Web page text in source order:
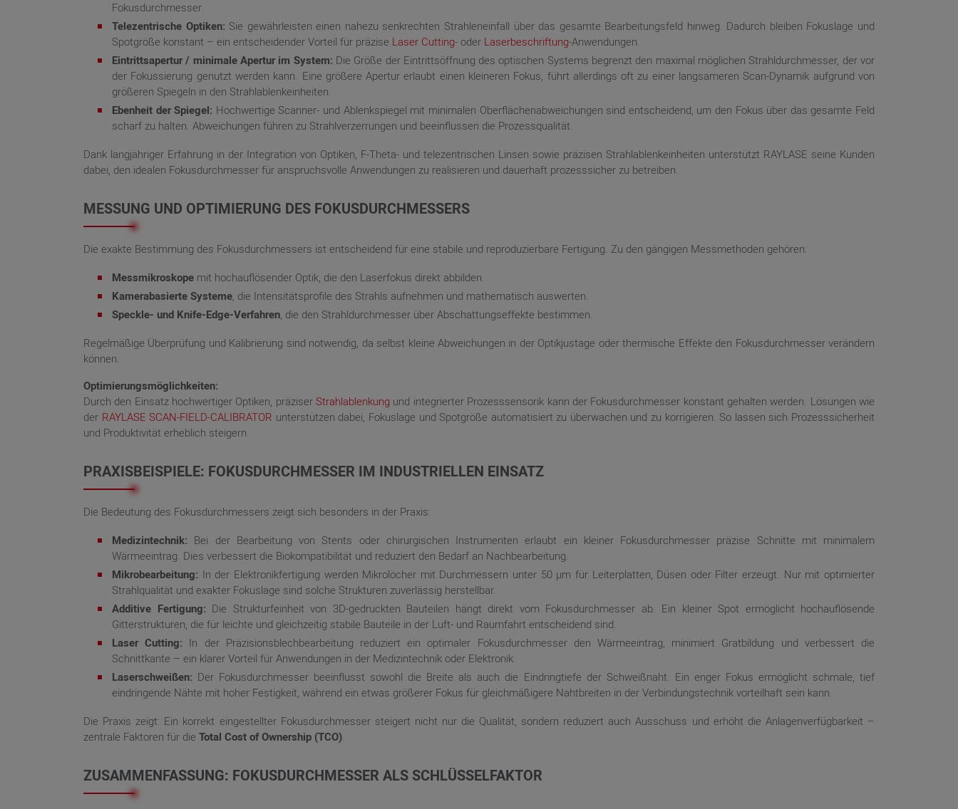
Fokusdurchmesser.
Telezentrische Optiken: Sie gewährleisten einen nahezu senkrechten Strahleneinfall über das gesamte Bearbeitungsfeld hinweg. Dadurch bleiben Fokuslage und
Spotgröße konstant – ein entscheidender Vorteil für präzise Laser Cutting- oder Laserbeschriftung-Anwendungen.
Eintrittsapertur / minimale Apertur im System: Die Größe der Eintrittsöffnung des optischen Systems begrenzt den maximal möglichen Strahldurchmesser, der vor
der Fokussierung genutzt werden kann. Eine größere Apertur erlaubt einen kleineren Fokus, führt allerdings oft zu einer langsameren Scan-Dynamik aufgrund von
größeren Spiegeln in den Strahlablenkeinheiten.
Ebenheit der Spiegel: Hochwertige Scanner- und Ablenkspiegel mit minimalen Oberflächenabweichungen sind entscheidend, um den Fokus über das gesamte Feld
scharf zu halten. Abweichungen führen zu Strahlverzerrungen und beeinflussen die Prozessqualität.
Dank langjähriger Erfahrung in der Integration von Optiken, F-Theta- und telezentrischen Linsen sowie präzisen Strahlablenkeinheiten unterstützt RAYLASE seine Kunden
dabei, den idealen Fokusdurchmesser für anspruchsvolle Anwendungen zu realisieren und dauerhaft prozesssicher zu betreiben.
MESSUNG UND OPTIMIERUNG DES FOKUSDURCHMESSERS
Die exakte Bestimmung des Fokusdurchmessers ist entscheidend für eine stabile und reproduzierbare Fertigung. Zu den gängigen Messmethoden gehören:
Messmikroskope mit hochauflösender Optik, die den Laserfokus direkt abbilden.
Kamerabasierte Systeme, die Intensitätsprofile des Strahls aufnehmen und mathematisch auswerten.
Speckle- und Knife-Edge-Verfahren, die den Strahldurchmesser über Abschattungseffekte bestimmen.
Regelmäßige Überprüfung und Kalibrierung sind notwendig, da selbst kleine Abweichungen in der Optikjustage oder thermische Effekte den Fokusdurchmesser verändern
können.
Optimierungsmöglichkeiten:
Durch den Einsatz hochwertiger Optiken, präziserStrahlablenkung und integrierter Prozesssensorik kann der Fokusdurchmesser konstant gehalten werden. Lösungen wie
der RAYLASE SCAN-FIELD-CALIBRATOR unterstützen dabei, Fokuslage und Spotgröße automatisiert zu überwachen und zu korrigieren. So lassen sich Prozesssicherheit
und Produktivität erheblich steigern.
PRAXISBEISPIELE: FOKUSDURCHMESSER IM INDUSTRIELLEN EINSATZ
Die Bedeutung des Fokusdurchmessers zeigt sich besonders in der Praxis:
Medizintechnik: Bei der Bearbeitung von Stents oder chirurgischen Instrumenten erlaubt ein kleiner Fokusdurchmesser präzise Schnitte mit minimalem
Wärmeeintrag. Dies verbessert die Biokompatibilität und reduziert den Bedarf an Nachbearbeitung.
Mikrobearbeitung: In der Elektronikfertigung werden Mikrolöcher mit Durchmessern unter 50 µm für Leiterplatten, Düsen oder Filter erzeugt. Nur mit optimierter
Strahlqualität und exakter Fokuslage sind solche Strukturen zuverlässig herstellbar.
Additive Fertigung: Die Strukturfeinheit von 3D-gedruckten Bauteilen hängt direkt vom Fokusdurchmesser ab. Ein kleiner Spot ermöglicht hochauflösende
Gitterstrukturen, die für leichte und gleichzeitig stabile Bauteile in der Luft- und Raumfahrt entscheidend sind.
Laser Cutting: In der Präzisionsblechbearbeitung reduziert ein optimaler Fokusdurchmesser den Wärmeeintrag, minimiert Gratbildung und verbessert die
Schnittkante – ein klarer Vorteil für Anwendungen in der Medizintechnik oder Elektronik.
Laserschweißen: Der Fokusdurchmesser beeinflusst sowohl die Breite als auch die Eindringtiefe der Schweißnaht. Ein enger Fokus ermöglicht schmale, tief
eindringende Nähte mit hoher Festigkeit, während ein etwas größerer Fokus für gleichmäßigere Nahtbreiten in der Verbindungstechnik vorteilhaft sein kann.
Die Praxis zeigt: Ein korrekt eingestellter Fokusdurchmesser steigert nicht nur die Qualität, sondern reduziert auch Ausschuss und erhöht die Anlagenverfügbarkeit –
zentrale Faktoren für die Total Cost of Ownership (TCO).
ZUSAMMENFASSUNG: FOKUSDURCHMESSER ALS SCHLÜSSELFAKTOR